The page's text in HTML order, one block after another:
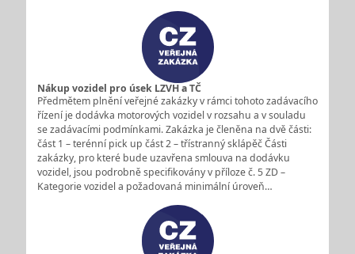
Nákup vozidel pro úsek LZVH a TČ
Předmětem plnění veřejné zakázky v rámci tohoto zadávacího
řízení je dodávka motorových vozidel v rozsahu a v souladu
se zadávacími podmínkami. Zakázka je členěna na dvě části:
část 1 – terénní pick up část 2 – třístranný sklápěč Části
zakázky, pro které bude uzavřena smlouva na dodávku
vozidel, jsou podrobně specifikovány v příloze č. 5 ZD –
Kategorie vozidel a požadovaná minimální úroveň…